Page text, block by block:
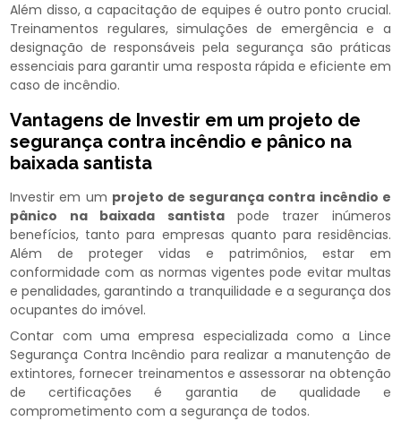
Além disso, a capacitação de equipes é outro ponto crucial.
Treinamentos regulares, simulações de emergência e a
designação de responsáveis pela segurança são práticas
essenciais para garantir uma resposta rápida e eficiente em
caso de incêndio.
Vantagens de Investir em um projeto de
segurança contra incêndio e pânico na
baixada santista
Investir em um projeto de segurança contra incêndio e
pânico na baixada santistapode trazer inúmeros
benefícios, tanto para empresas quanto para residências.
Além de proteger vidas e patrimônios, estar em
conformidade com as normas vigentes pode evitar multas
e penalidades, garantindo a tranquilidade e a segurança dos
ocupantes do imóvel.
Contar com uma empresa especializada como a Lince
Segurança Contra Incêndio para realizar a manutenção de
extintores, fornecer treinamentos e assessorar na obtenção
de certificações é garantia de qualidade e
comprometimento com a segurança de todos.